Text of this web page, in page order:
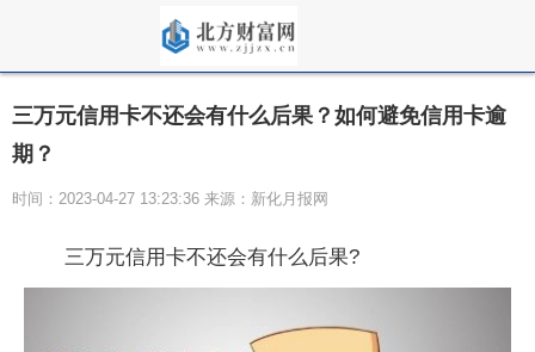
三万元信用卡不还会有什么后果？如何避免信用卡逾
期？
时间：2023-04-27 13:23:36 来源：新化月报网
三万元信用卡不还会有什么后果?